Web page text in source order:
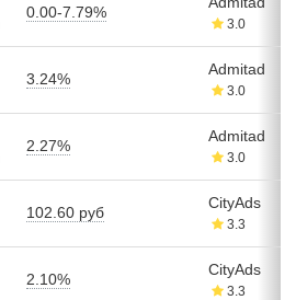
0.00-7.79%
3.0
3.24%
Admitad
3.0
2.27%
Admitad
3.0
102.60 руб
CityAds
3.3
2.10%
CityAds
3.3